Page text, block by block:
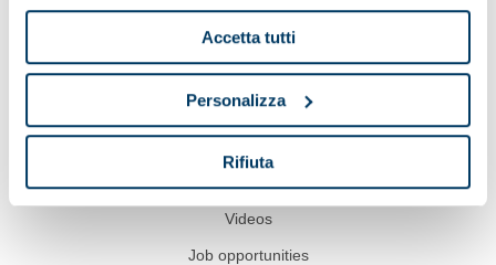
Accetta tutti
Personalizza
Rifiuta
Pieralisi
Applications
Service
Videos
Job opportunities